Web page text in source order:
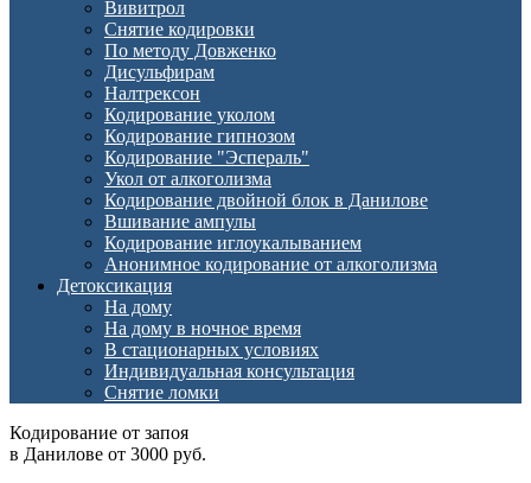
Вивитрол
Снятие кодировки
По методу Довженко
Дисульфирам
Налтрексон
Кодирование уколом
Кодирование гипнозом
Кодирование "Эспераль"
Укол от алкоголизма
Кодирование двойной блок в Данилове
Вшивание ампулы
Кодирование иглоукалыванием
Анонимное кодирование от алкоголизма
Детоксикация
На дому
На дому в ночное время
В стационарных условиях
Индивидуальная консультация
Снятие ломки
Кодирование от запоя
в Данилове от 3000 руб.